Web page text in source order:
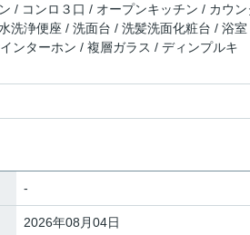
/ コンロ３口 / オープンキッチン / カウン
洗浄便座 / 洗面台 / 洗髪洗面化粧台 / 浴室
ンターホン / 複層ガラス / ディンプルキ
-
2026年08月04日